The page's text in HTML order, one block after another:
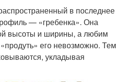
в последнее
— «гребенка». Она
высоты и ширины, а любим
его невозможно. Тем
укладывая